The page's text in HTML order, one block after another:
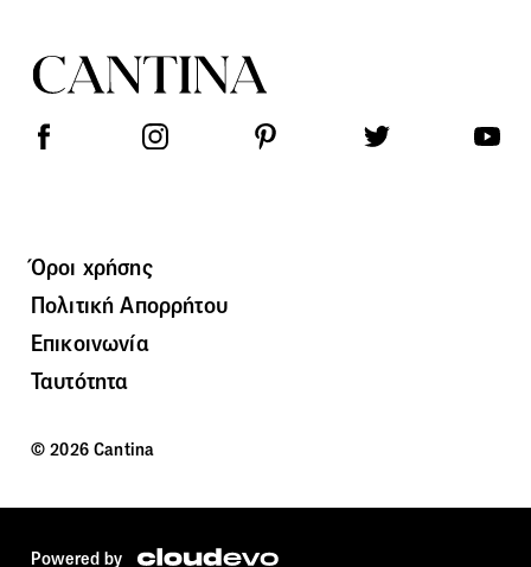
Όροι χρήσης
Πολιτική Απορρήτου
Επικοινωνία
Ταυτότητα
© 2026 Cantina
Powered by